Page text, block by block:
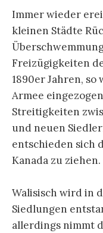
Immer wieder
kleinen Städte
Freizügigkeiten
1890er Jahren,
Armee
Streitigkeiten
und neuen
entschieden sich
Kanada zu ziehen.
Walisisch wird in
Siedlungen
allerdings nimmt